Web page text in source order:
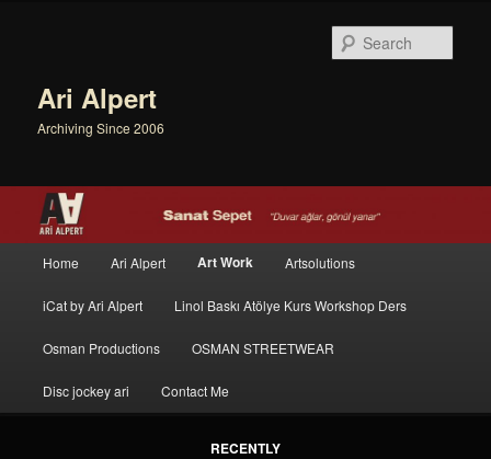
Ari Alpert
Archiving Since 2006
Skip to primary content
Skip to secondary content
Home Ari Alpert Art Work Artsolutions
iCat by Ari Alpert Linol Baskı Atölye Kurs Workshop Ders
Osman Productions OSMAN STREETWEAR
Disc jockey ari Contact Me
RECENTLY